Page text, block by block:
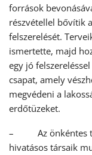
források
részvétellel bővítik
felszerelését.
ismertette, majd
egy jó
csapat, amely
megvédeni a
erdőtüzeket.
– Az önkéntes
hivatásos társaik